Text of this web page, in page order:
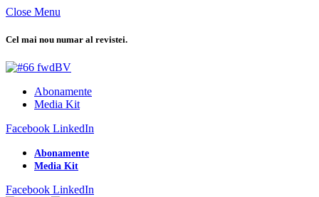
Close Menu
Cel mai nou numar al revistei.
Abonamente
Media Kit
Facebook LinkedIn
Abonamente
Media Kit
Facebook LinkedIn